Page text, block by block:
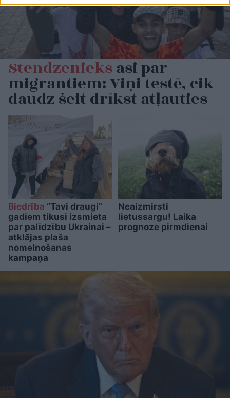
Stendzenieksasi par
migrantiem: Viņi testē, cik
daudz šeit drīkst atļauties
Biedrība “Tavi draugi”
gadiem tikusi izsmieta
par palīdzību Ukrainai –
atklājas plaša
nomelnošanas
kampaņa
Neaizmirsti
lietussargu! Laika
prognoze pirmdienai